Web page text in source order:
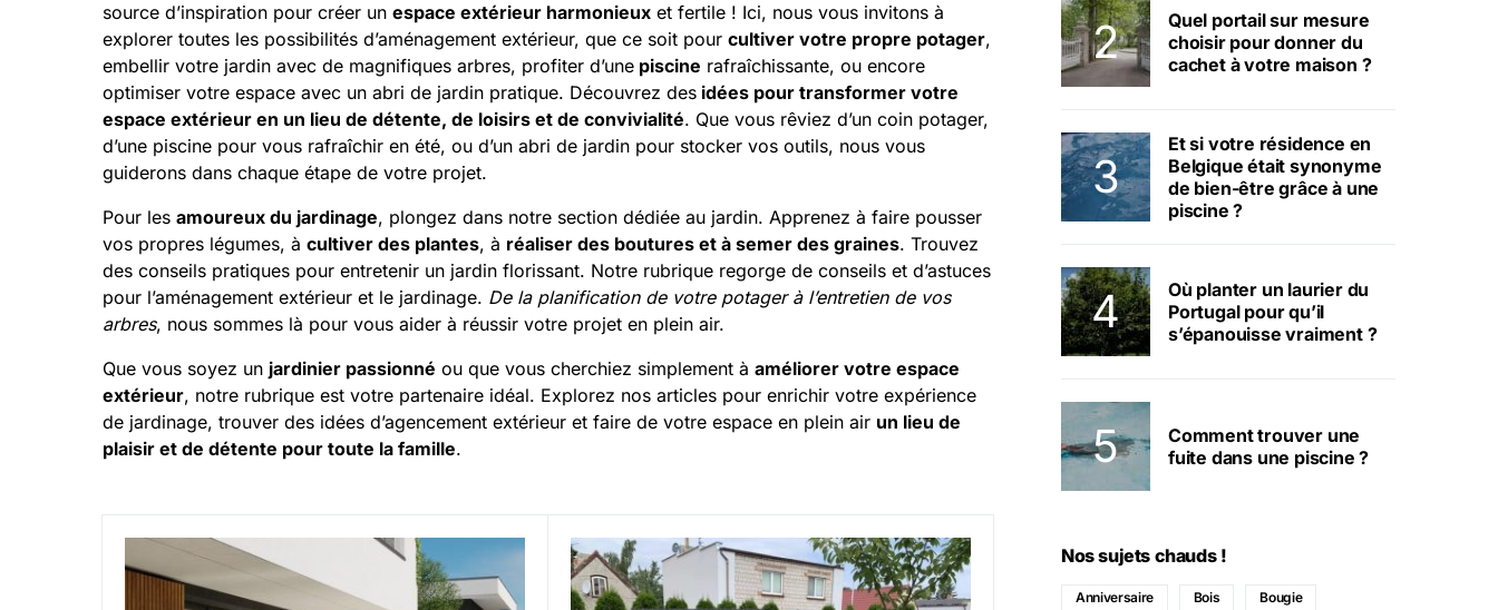
source d’inspiration pour créer un espace extérieur harmonieux et fertile ! Ici, nous vous invitons à
explorer toutes les possibilités d’aménagement extérieur, que ce soit pour cultiver votre propre potager,
embellir votre jardin avec de magnifiques arbres, profiter d’une piscine rafraîchissante, ou encore
optimiser votre espace avec un abri de jardin pratique. Découvrez des idées pour transformer votre
espace extérieur en un lieu de détente, de loisirs et de convivialité. Que vous rêviez d’un coin potager,
d’une piscine pour vous rafraîchir en été, ou d’un abri de jardin pour stocker vos outils, nous vous
guiderons dans chaque étape de votre projet.
Pour les amoureux du jardinage, plongez dans notre section dédiée au jardin. Apprenez à faire pousser
vos propres légumes, à cultiver des plantes, à réaliser des boutures et à semer des graines. Trouvez
des conseils pratiques pour entretenir un jardin florissant. Notre rubrique regorge de conseils et d’astuces
pour l’aménagement extérieur et le jardinage. De la planification de votre potager à l’entretien de vos
arbres, nous sommes là pour vous aider à réussir votre projet en plein air.
Que vous soyez un jardinier passionné ou que vous cherchiez simplement à améliorer votre espace
extérieur, notre rubrique est votre partenaire idéal. Explorez nos articles pour enrichir votre expérience
de jardinage, trouver des idées d’agencement extérieur et faire de votre espace en plein air un lieu de
plaisir et de détente pour toute la famille.
Quel portail sur mesure
choisir pour donner du
cachet à votre maison ?
Et si votre résidence en
Belgique était synonyme
de bien-être grâce à une
piscine ?
Où planter un laurier du
Portugal pour qu’il
s’épanouisse vraiment ?
Comment trouver une
fuite dans une piscine ?
Nos sujets chauds !
Anniversaire Bois Bougie